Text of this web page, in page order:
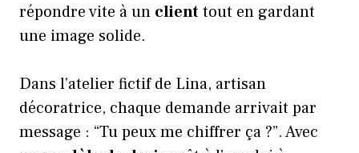
répondre vite à un clienttout en gardant
une image solide.
Dans l’atelier fictif de Lina, artisan
décoratrice, chaque demande arrivait par
message : “Tu peux me chiffrer ça ?”. Avec